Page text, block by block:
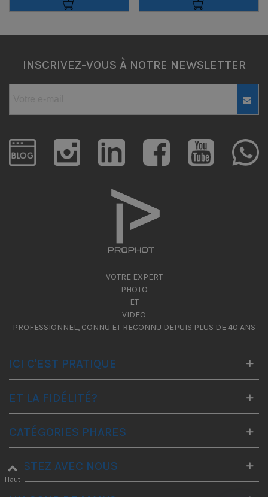
INSCRIVEZ-VOUS À NOTRE NEWSLETTER
VOTRE EXPERT
PHOTO
ET
VIDEO
PROFESSIONNEL, CONNU ET RECONNU DEPUIS PLUS DE 40 ANS
ICI C'EST PRATIQUE
ET LA FIDÉLITÉ?
CATÉGORIES PHARES
RESTEZ AVEC NOUS
Haut